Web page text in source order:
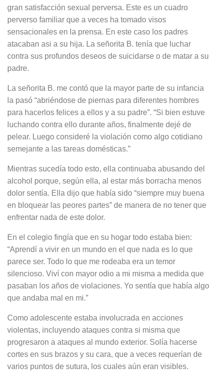
gran satisfacción sexual perversa. Este es un cuadro
perverso familiar que a veces ha tomado visos
sensacionales en la prensa. En este caso los padres
atacaban asi a su hija. La señorita B. tenía que luchar
contra sus profundos deseos de suicidarse o de matar a su
padre.
La señorita B. me contó que la mayor parte de su infancia
la pasó “abriéndose de piernas para diferentes hombres
para hacerlos felices a ellos y a su padre”. “Si bien estuve
luchando contra ello durante años, finalmente dejé de
pelear. Luego consideré la violación como algo cotidiano
semejante a las tareas domésticas.”
Mientras sucedía todo esto, ella continuaba abusando del
alcohol porque, según ella, al estar más borracha menos
dolor sentía. Ella dijo que había sido “siempre muy buena
en bloquear las peores partes” de manera de no tener que
enfrentar nada de este dolor.
En el colegio fingía que en su hogar todo estaba bien:
“Aprendí a vivir en un mundo en el que nada es lo que
parece ser. Todo lo que me rodeaba era un temor
silencioso. Viví con mayor odio a mi misma a medida que
pasaban los años de violaciones. Yo sentía que había algo
que andaba mal en mi.”
Como adolescente estaba involucrada en acciones
violentas, incluyendo ataques contra si misma que
progresaron a ataques al mundo exterior. Solía hacerse
cortes en sus brazos y su cara, que a veces requerían de
varios puntos de sutura, los cuales aún eran visibles.